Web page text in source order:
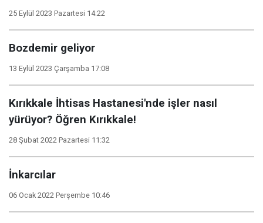
25 Eylül 2023 Pazartesi 14:22
Bozdemir geliyor
13 Eylül 2023 Çarşamba 17:08
Kırıkkale İhtisas Hastanesi'nde işler nasıl
yürüyor? Öğren Kırıkkale!
28 Şubat 2022 Pazartesi 11:32
İnkarcılar
06 Ocak 2022 Perşembe 10:46